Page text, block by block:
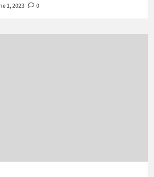
1, 2023 0